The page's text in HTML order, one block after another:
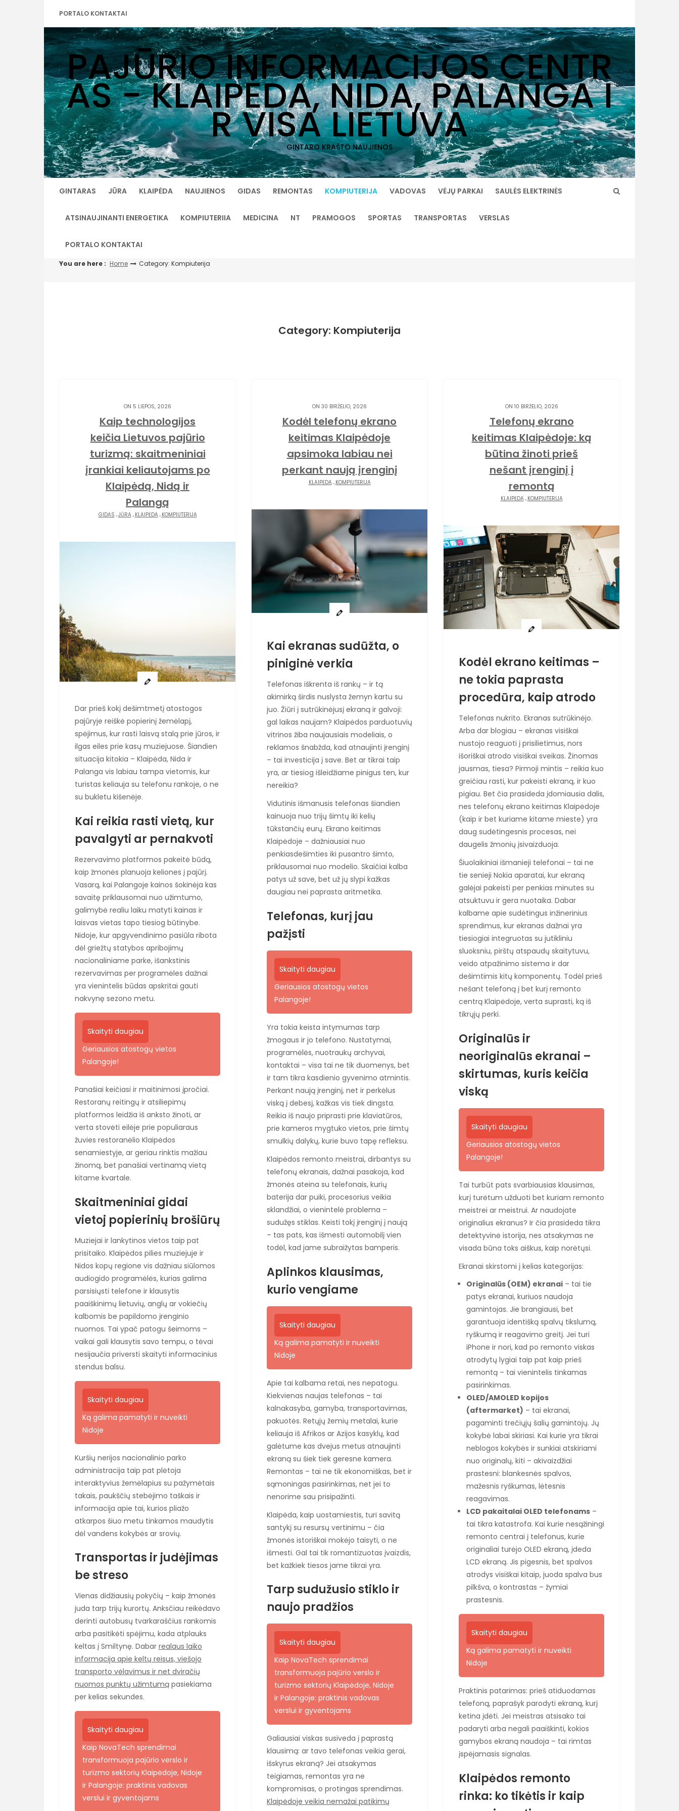
PORTALO KONTAKTAI
PAJŪRIO INFORMACIJOS CENTR
AS - KLAIPĖDA, NIDA, PALANGA I
R VISA LIETUVA
GINTARO KRAŠTO NAUJIENOS
GINTARAS JŪRA KLAIPĖDA NAUJIENOS GIDAS REMONTAS KOMPIUTERIJA VADOVAS VĖJŲ PARKAI SAULĖS ELEKTRINĖS
ATSINAUJINANTI ENERGETIKA KOMPIUTERIIA MEDICINA NT PRAMOGOS SPORTAS TRANSPORTAS VERSLAS
PORTALO KONTAKTAI
You are here : Home Category: Kompiuterija
Category: Kompiuterija
ON 5 LIEPOS, 2026
Kaip technologijos
keičia Lietuvos pajūrio
turizmą: skaitmeniniai
įrankiai keliautojams po
Klaipėdą, Nidą ir
Palangą
GIDAS .JŪRA. KLAIPĖDA. KOMPIUTERIJA
Dar prieš kokį dešimtmetį atostogos
pajūryje reiškė popierinį žemėlapį,
spėjimus, kur rasti laisvą stalą prie jūros, ir
ilgas eiles prie kasų muziejuose. Šiandien
situacija kitokia – Klaipėda, Nida ir
Palanga vis labiau tampa vietomis, kur
turistas keliauja su telefonu rankoje, o ne
su bukletu kišenėje.
Kai reikia rasti vietą, kur
pavalgyti ar pernakvoti
Rezervavimo platformos pakeitė būdą,
kaip žmonės planuoja keliones į pajūrį.
Vasarą, kai Palangoje kainos šokinėja kas
savaitę priklausomai nuo užimtumo,
galimybė realiu laiku matyti kainas ir
laisvas vietas tapo tiesiog būtinybe.
Nidoje, kur apgyvendinimo pasiūla ribota
dėl griežtų statybos apribojimų
nacionaliniame parke, išankstinis
rezervavimas per programėles dažnai
yra vienintelis būdas apskritai gauti
nakvynę sezono metu.
Skaityti daugiau
Geriausios atostogų vietos
Palangoje!
Panašiai keičiasi ir maitinimosi įpročiai.
Restoranų reitingų ir atsiliepimų
platformos leidžia iš anksto žinoti, ar
verta stovėti eilėje prie populiaraus
žuvies restoranėlio Klaipėdos
senamiestyje, ar geriau rinktis mažiau
žinomą, bet panašiai vertinamą vietą
kitame kvartale.
Skaitmeniniai gidai
vietoj popierinių brošiūrų
Muziejai ir lankytinos vietos taip pat
prisitaiko. Klaipėdos pilies muziejuje ir
Nidos kopų regione vis dažniau siūlomos
audiogido programėlės, kurias galima
parsisiųsti telefone ir klausytis
paaiškinimų lietuvių, anglų ar vokiečių
kalbomis be papildomo įrenginio
nuomos. Tai ypač patogu šeimoms –
vaikai gali klausytis savo tempu, o tėvai
nesijaučia priversti skaityti informacinius
stendus balsu.
Skaityti daugiau
Ką galima pamatyti ir nuveikti
Nidoje
Kuršių nerijos nacionalinio parko
administracija taip pat plėtoja
interaktyvius žemėlapius su pažymėtais
takais, paukščių stebėjimo taškais ir
informacija apie tai, kurios pliažo
atkarpos šiuo metu tinkamos maudytis
dėl vandens kokybės ar srovių.
Transportas ir judėjimas
be streso
Vienas didžiausių pokyčių – kaip žmonės
juda tarp trijų kurortų. Anksčiau reikėdavo
derinti autobusų tvarkaraščius rankomis
arba pasitikėti spėjimu, kada atplauks
keltas į Smiltynę. Dabar realaus laiko
informacija apie keltų reisus, viešojo
transporto vėlavimus ir net dviračių
nuomos punktų užimtumą pasiekiama
per kelias sekundes.
Skaityti daugiau
Kaip NovaTech sprendimai
transformuoja pajūrio verslo ir
turizmo sektorių Klaipėdoje, Nidoje
ir Palangoje: praktinis vadovas
verslui ir gyventojams
ON 30 BIRŽELIO, 2026
Kodėl telefonų ekrano
keitimas Klaipėdoje
apsimoka labiau nei
perkant naują įrenginį
KLAIPĖDA. KOMPIUTERIJA
Kai ekranas sudūžta, o
piniginė verkia
Telefonas iškrenta iš rankų – ir tą
akimirką širdis nuslysta žemyn kartu su
juo. Žiūri į sutrūkinėjusį ekraną ir galvoji:
gal laikas naujam? Klaipėdos parduotuvių
vitrinos žiba naujausiais modeliais, o
reklamos šnabžda, kad atnaujinti įrenginį
– tai investicija į save. Bet ar tikrai taip
yra, ar tiesiog išleidžiame pinigus ten, kur
nereikia?
Vidutinis išmanusis telefonas šiandien
kainuoja nuo trijų šimtų iki kelių
tūkstančių eurų. Ekrano keitimas
Klaipėdoje – dažniausiai nuo
penkiasdešimties iki pusantro šimto,
priklausomai nuo modelio. Skaičiai kalba
patys už save, bet už jų slypi kažkas
daugiau nei paprasta aritmetika.
Telefonas, kurį jau
pažįsti
Skaityti daugiau
Geriausios atostogų vietos
Palangoje!
Yra tokia keista intymumas tarp
žmogaus ir jo telefono. Nustatymai,
programėlės, nuotraukų archyvai,
kontaktai – visa tai ne tik duomenys, bet
ir tam tikra kasdienio gyvenimo atmintis.
Perkant naują įrenginį, net ir perkėlus
viską į debesį, kažkas vis tiek dingsta.
Reikia iš naujo priprasti prie klaviatūros,
prie kameros mygtuko vietos, prie šimtų
smulkių dalykų, kurie buvo tapę refleksu.
Klaipėdos remonto meistrai, dirbantys su
telefonų ekranais, dažnai pasakoja, kad
žmonės ateina su telefonais, kurių
baterija dar puiki, procesorius veikia
sklandžiai, o vienintelė problema –
sudužęs stiklas. Keisti tokį įrenginį į naują
– tas pats, kas išmesti automobilį vien
todėl, kad jame subraižytas bamperis.
Aplinkos klausimas,
kurio vengiame
Skaityti daugiau
Ką galima pamatyti ir nuveikti
Nidoje
Apie tai kalbama retai, nes nepatogu.
Kiekvienas naujas telefonas – tai
kalnakasyba, gamyba, transportavimas,
pakuotės. Retųjų žemių metalai, kurie
keliauja iš Afrikos ar Azijos kasyklų, kad
galėtume kas dvejus metus atnaujinti
ekraną su šiek tiek geresne kamera.
Remontas – tai ne tik ekonomiškas, bet ir
sąmoningas pasirinkimas, net jei to
nenorime sau prisipažinti.
Klaipėda, kaip uostamiestis, turi savitą
santykį su resursų vertinimu – čia
žmonės istoriškai mokėjo taisyti, o ne
išmesti. Gal tai tik romantizuotas įvaizdis,
bet kažkiek tiesos jame tikrai yra.
Tarp sudužusio stiklo ir
naujo pradžios
Skaityti daugiau
Kaip NovaTech sprendimai
transformuoja pajūrio verslo ir
turizmo sektorių Klaipėdoje, Nidoje
ir Palangoje: praktinis vadovas
verslui ir gyventojams
Galiausiai viskas susiveda į paprastą
klausimą: ar tavo telefonas veikia gerai,
išskyrus ekraną? Jei atsakymas
teigiamas, remontas yra ne
kompromisas, o protingas sprendimas.
Klaipėdoje veikia nemažai patikimų
ON 10 BIRŽELIO, 2026
Telefonų ekrano
keitimas Klaipėdoje: ką
būtina žinoti prieš
nešant įrenginį į
remontą
KLAIPĖDA. KOMPIUTERIJA
Kodėl ekrano keitimas –
ne tokia paprasta
procedūra, kaip atrodo
Telefonas nukrito. Ekranas sutrūkinėjo.
Arba dar blogiau – ekranas visiškai
nustojo reaguoti į prisilietimus, nors
išoriškai atrodo visiškai sveikas. Žinomas
jausmas, tiesa? Pirmoji mintis – reikia kuo
greičiau rasti, kur pakeisti ekraną, ir kuo
pigiau. Bet čia prasideda įdomiausia dalis,
nes telefonų ekrano keitimas Klaipėdoje
(kaip ir bet kuriame kitame mieste) yra
daug sudėtingesnis procesas, nei
daugelis žmonių įsivaizduoja.
Šiuolaikiniai išmanieji telefonai – tai ne
tie senieji Nokia aparatai, kur ekraną
galėjai pakeisti per penkias minutes su
atsuktuvu ir gera nuotaika. Dabar
kalbame apie sudėtingus inžinerinius
sprendimus, kur ekranas dažnai yra
tiesiogiai integruotas su jutikliniu
sluoksniu, pirštų atspaudų skaitytuvu,
veido atpažinimo sistema ir dar
dešimtimis kitų komponentų. Todėl prieš
nešant telefoną į bet kurį remonto
centrą Klaipėdoje, verta suprasti, ką iš
tikrųjų perki.
Originalūs ir
neoriginalūs ekranai –
skirtumas, kuris keičia
viską
Skaityti daugiau
Geriausios atostogų vietos
Palangoje!
Tai turbūt pats svarbiausias klausimas,
kurį turėtum užduoti bet kuriam remonto
meistrei ar meistrui. Ar naudojate
originalius ekranus? Ir čia prasideda tikra
detektyvinė istorija, nes atsakymas ne
visada būna toks aiškus, kaip norėtųsi.
Ekranai skirstomi į kelias kategorijas:
Originalūs (OEM) ekranai – tai tie
patys ekranai, kuriuos naudoja
gamintojas. Jie brangiausi, bet
garantuoja identišką spalvų tikslumą,
ryškumą ir reagavimo greitį. Jei turi
iPhone ir nori, kad po remonto viskas
atrodytų lygiai taip pat kaip prieš
remontą – tai vienintelis tinkamas
pasirinkimas.
OLED/AMOLED kopijos
(aftermarket) – tai ekranai,
pagaminti trečiųjų šalių gamintojų. Jų
kokybė labai skiriasi. Kai kurie yra tikrai
neblogos kokybės ir sunkiai atskiriami
nuo originalų, kiti – akivaizdžiai
prastesni: blankesnės spalvos,
mažesnis ryškumas, lėtesnis
reagavimas.
LCD pakaitalai OLED telefonams –
tai tikra katastrofa. Kai kurie nesąžiningi
remonto centrai į telefonus, kurie
originaliai turėjo OLED ekraną, įdeda
LCD ekraną. Jis pigesnis, bet spalvos
atrodys visiškai kitaip, juoda spalva bus
pilkšva, o kontrastas – žymiai
prastesnis.
Skaityti daugiau
Ką galima pamatyti ir nuveikti
Nidoje
Praktinis patarimas: prieš atiduodamas
telefoną, paprašyk parodyti ekraną, kurį
ketina įdėti. Jei meistras atsisako tai
padaryti arba negali paaiškinti, kokios
gamybos ekraną naudoja – tai rimtas
įspėjamasis signalas.
Klaipėdos remonto
rinka: ko tikėtis ir kaip